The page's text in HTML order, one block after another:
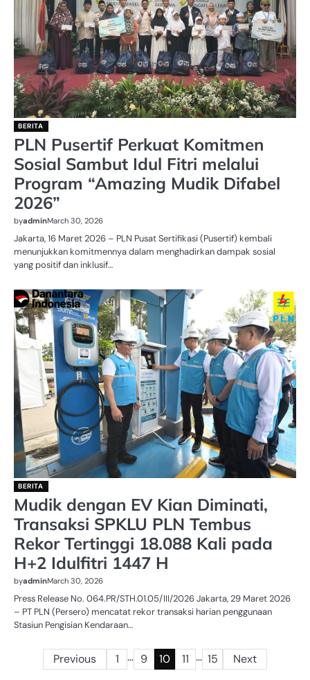
BERITA
PLN Pusertif Perkuat Komitmen
Sosial Sambut Idul Fitri melalui
Program “Amazing Mudik Difabel
2026”
byadminMarch 30, 2026
Jakarta, 16 Maret 2026 – PLN Pusat Sertifikasi (Pusertif) kembali
menunjukkan komitmennya dalam menghadirkan dampak sosial
yang positif dan inklusif…
BERITA
Mudik dengan EV Kian Diminati,
Transaksi SPKLU PLN Tembus
Rekor Tertinggi 18.088 Kali pada
H+2 Idulfitri 1447 H
byadminMarch 30, 2026
Press Release No. 064.PR/STH.01.05/III/2026 Jakarta, 29 Maret 2026
– PT PLN (Persero) mencatat rekor transaksi harian penggunaan
Stasiun Pengisian Kendaraan…
PostsPrevious 1 … 9 10 11 … 15 Next